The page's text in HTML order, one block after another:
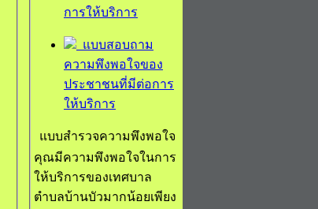
การให้บริการ
แบบสอบถาม
ความพึงพอใจของ
ประชาชนที่มีต่อการ
ให้บริการ
แบบสำรวจความพึงพอใจ
คุณมีความพึงพอใจในการ
ให้บริการของเทศบาล
ตำบลบ้านบัวมากน้อยเพียง